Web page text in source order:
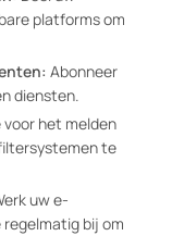
platforms om
Abonneer
diensten.
het melden
te
uw e-
bij om